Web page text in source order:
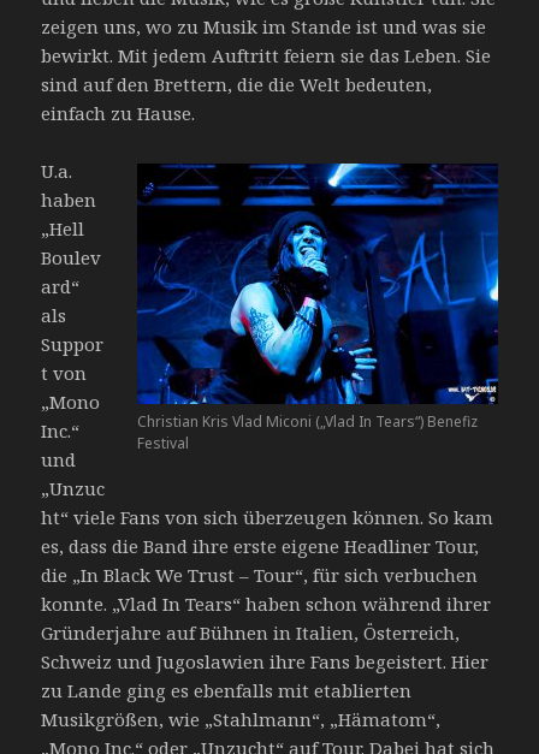
zeigen uns, wo zu Musik im Stande ist und was sie
bewirkt. Mit jedem Auftritt feiern sie das Leben. Sie
sind auf den Brettern, die die Welt bedeuten,
einfach zu Hause.
Christian Kris Vlad Miconi („Vlad In Tears“) Benefiz
Festival
U.a.
haben
„Hell
Boulev
ard“
als
Suppor
t von
„Mono
Inc.“
und
„Unzuc
ht“ viele Fans von sich überzeugen können. So kam
es, dass die Band ihre erste eigene Headliner Tour,
die „In Black We Trust – Tour“, für sich verbuchen
konnte. „Vlad In Tears“ haben schon während ihrer
Gründerjahre auf Bühnen in Italien, Österreich,
Schweiz und Jugoslawien ihre Fans begeistert. Hier
zu Lande ging es ebenfalls mit etablierten
Musikgrößen, wie „Stahlmann“, „Hämatom“,
„Mono Inc.“ oder „Unzucht“ auf Tour. Dabei hat sich